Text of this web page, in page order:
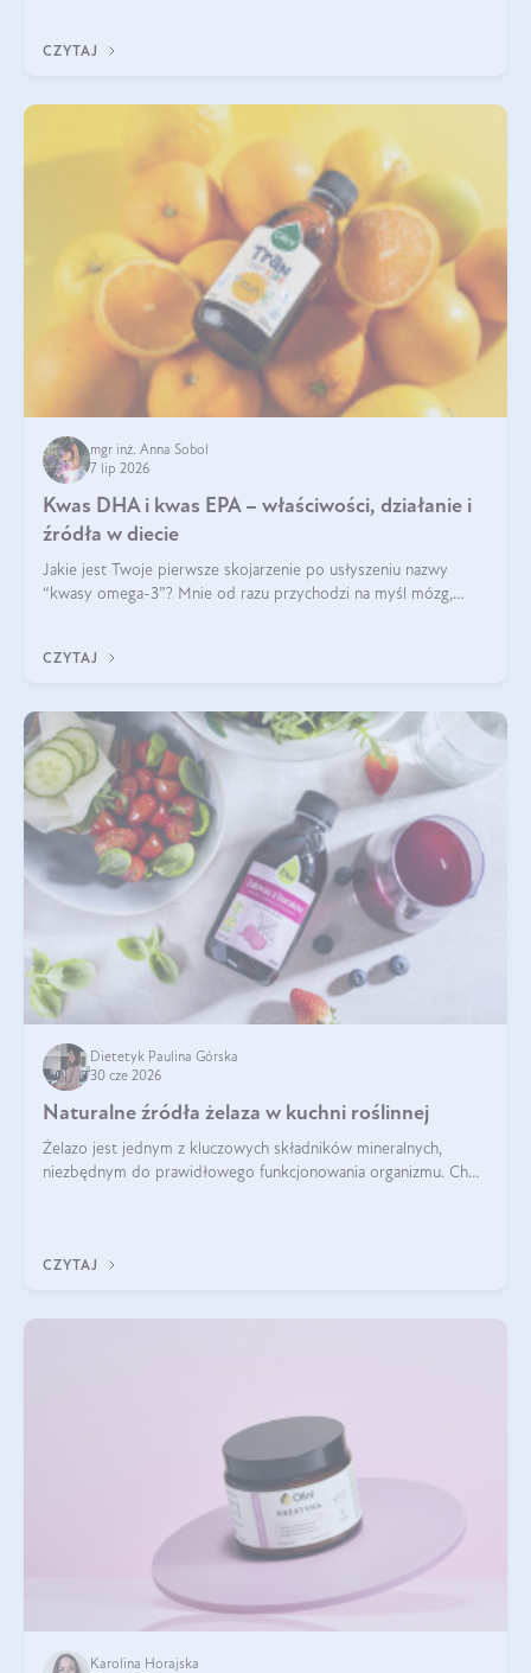
CZYTAJ
mgr inż. Anna Sobol
7 lip 2026
Kwas DHA i kwas EPA – właściwości, działanie i
źródła w diecie
Jakie jest Twoje pierwsze skojarzenie po usłyszeniu nazwy
“kwasy omega-3”? Mnie od razu przychodzi na myśl mózg,
EPA.
CZYTAJ
Dietetyk Paulina Górska
30 cze 2026
Naturalne źródła żelaza w kuchni roślinnej
Żelazo jest jednym z kluczowych składników mineralnych,
niezbędnym do prawidłowego funkcjonowania organizmu. Choć
CZYTAJ
Karolina Horajska